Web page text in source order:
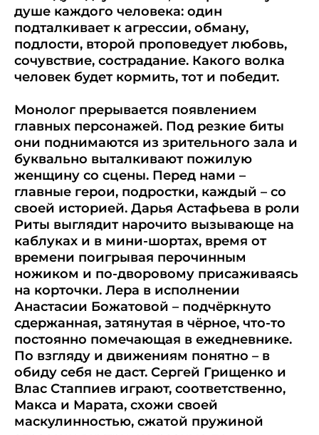
душе каждого человека: один
подталкивает к агрессии, обману,
подлости, второй проповедует любовь,
сочувствие, сострадание. Какого волка
человек будет кормить, тот и победит.
Монолог прерывается появлением
главных персонажей. Под резкие биты
они поднимаются из зрительного зала и
буквально выталкивают пожилую
женщину со сцены. Перед нами –
главные герои, подростки, каждый – со
своей историей. Дарья Астафьева в роли
Риты выглядит нарочито вызывающе на
каблуках и в мини-шортах, время от
времени поигрывая перочинным
ножиком и по-дворовому присаживаясь
на корточки. Лера в исполнении
Анастасии Божатовой – подчёркнуто
сдержанная, затянутая в чёрное, что-то
постоянно помечающая в ежедневнике.
По взгляду и движениям понятно – в
обиду себя не даст. Сергей Грищенко и
Влас Стаппиев играют, соответственно,
Макса и Марата, схожи своей
маскулинностью, сжатой пружиной